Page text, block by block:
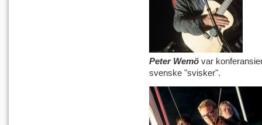
Peter Wemö var
svenske "svisker".